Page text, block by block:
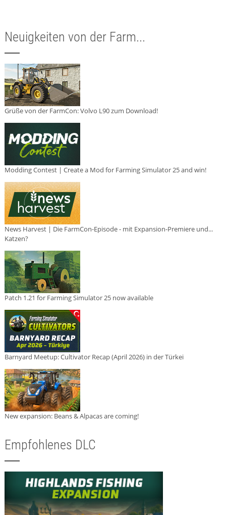
Neuigkeiten von der Farm...
Grüße von der FarmCon: Volvo L90 zum Download!
Modding Contest | Create a Mod for Farming Simulator 25 and win!
News Harvest | Die FarmCon-Episode - mit Expansion-Premiere und...
Katzen?
Patch 1.21 for Farming Simulator 25 now available
Barnyard Meetup: Cultivator Recap (April 2026) in der Türkei
New expansion: Beans & Alpacas are coming!
Empfohlenes DLC